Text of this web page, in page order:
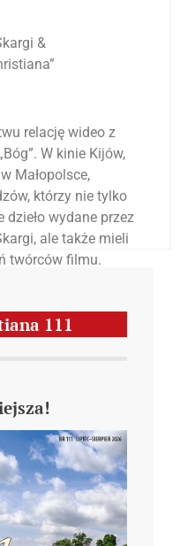
&
relację wideo z
W kinie Kijów,
Małopolsce,
którzy nie tylko
wydane przez
ale także mieli
twórców filmu.
111